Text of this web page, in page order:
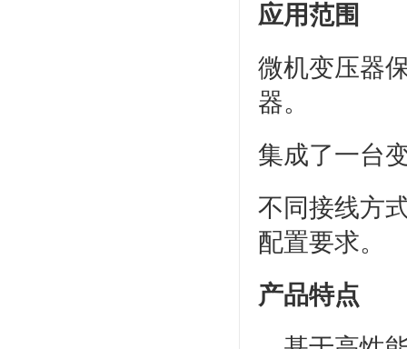
应用范围
微机变压器
器。
集成了一台
不同接线方
配置要求。
产品特点